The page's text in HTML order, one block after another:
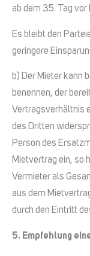
ab dem 35. Tag
Es bleibt den
geringere
b) Der Mieter kann
benennen, der
Vertragsverhältnis
des Dritten
Person des
Mietvertrag ein, so
Vermieter als
aus dem
durch den Eintritt
5. Empfehlung